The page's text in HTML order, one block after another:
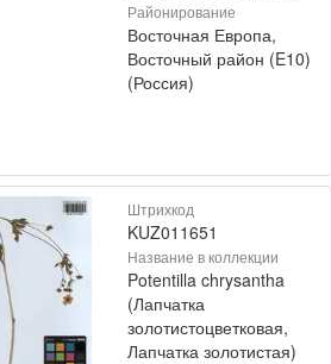
Районирование
Восточная Европа,
Восточный район (E10)
(Россия)
Штрихкод
KUZ011651
Название в коллекции
Potentilla chrysantha
(Лапчатка
золотистоцветковая,
Лапчатка золотистая)